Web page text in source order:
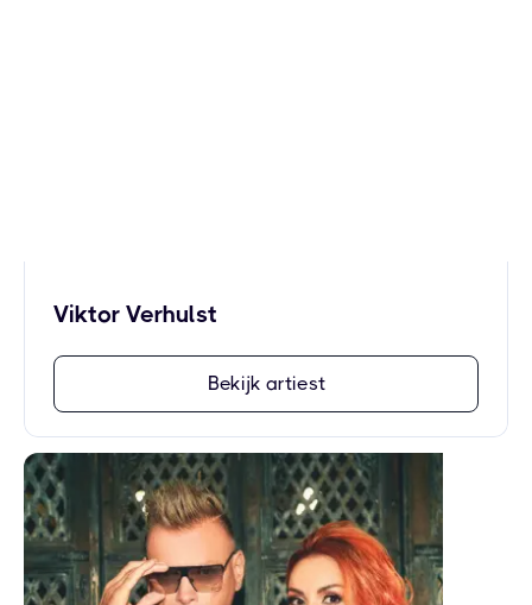
Viktor Verhulst
Bekijk artiest